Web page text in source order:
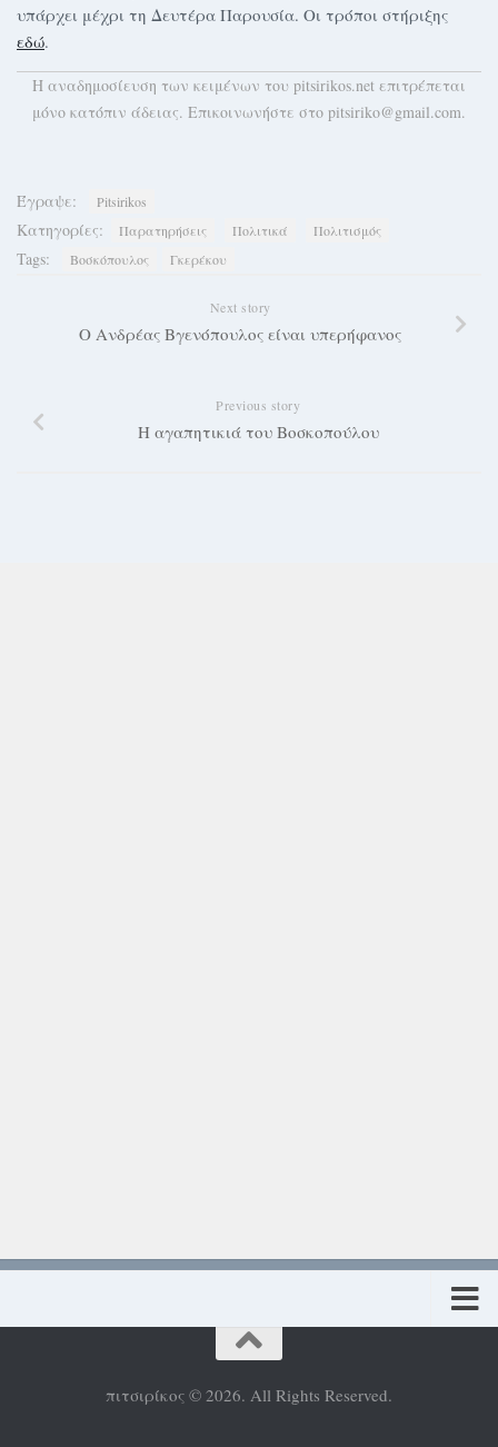
υπάρχει μέχρι τη Δευτέρα Παρουσία. Οι τρόποι στήριξης
εδώ.
H αναδημοσίευση των κειμένων του pitsirikos.net επιτρέπεται
μόνο κατόπιν άδειας. Επικοινωνήστε στο pitsiriko@gmail.com.
Έγραψε: Pitsirikos
Κατηγορίες: Παρατηρήσεις Πολιτικά Πολιτισμός
Tags: Βοσκόπουλος Γκερέκου
Next story
Ο Ανδρέας Βγενόπουλος είναι υπερήφανος
Previous story
Η αγαπητικιά του Βοσκοπούλου
Πολιτική προστασίας προσωπικών δεδομένων
πιτσιρίκος © 2026. All Rights Reserved.